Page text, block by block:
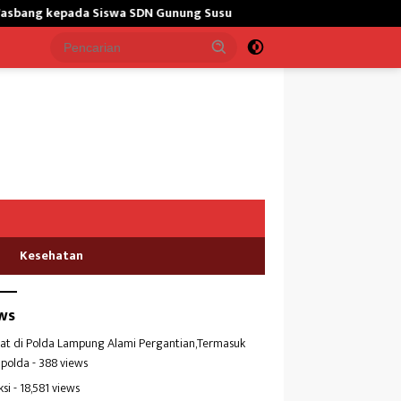
Susu Bangun Masjid,Satgas Yonarmed 13/
Kesehatan
di Polda Lampung Alami Pergantian,Termasuk
- 388 views
- 18,581 views